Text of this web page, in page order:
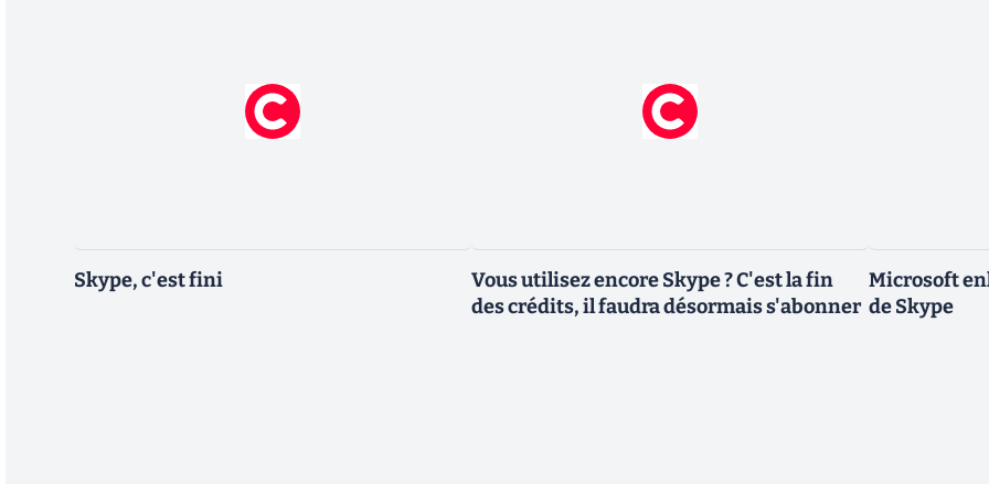
Skype, c'est fini
Vous utilisez encore Skype ? C'est la fin
des crédits, il faudra désormais s'abonner
Microsoft
de Skype